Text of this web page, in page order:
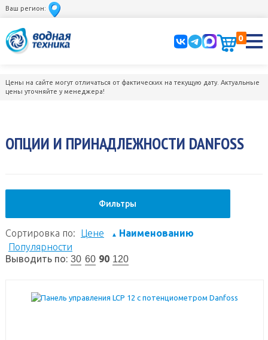
Ваш регион:
0
Цены на сайте могут отличаться от фактических на текущую дату. Актуальные
цены уточняйте у менеджера!
ОПЦИИ И ПРИНАДЛЕЖНОСТИ DANFOSS
Фильтры
Сортировка по: Цене ▲ Наименованию
Популярности
Выводить по: 30 60 90 120